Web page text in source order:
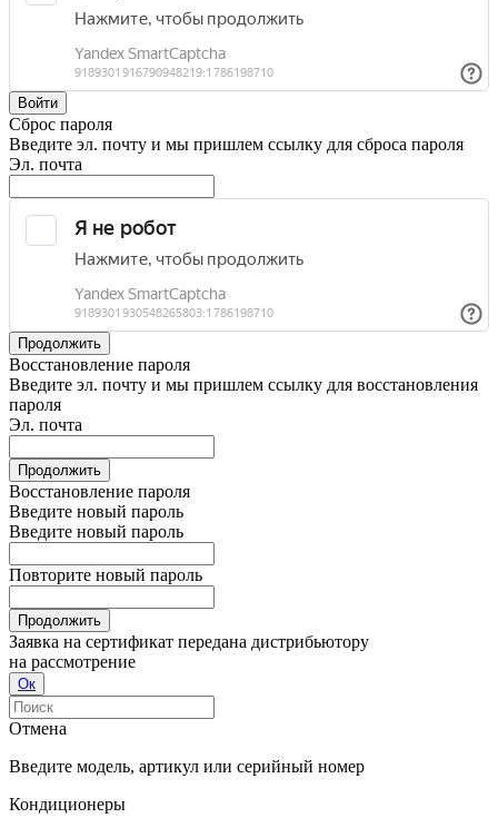
Войти
Сброс пароля
Введите эл. почту и мы пришлем ссылку для сброса пароля
Эл. почта
Продолжить
Восстановление пароля
Введите эл. почту и мы пришлем ссылку для восстановления
пароля
Эл. почта
Продолжить
Восстановление пароля
Введите новый пароль
Введите новый пароль
Повторите новый пароль
Продолжить
Заявка на сертификат передана дистрибьютору
на рассмотрение
Ок
Отмена
Введите модель, артикул или серийный номер
Кондиционеры